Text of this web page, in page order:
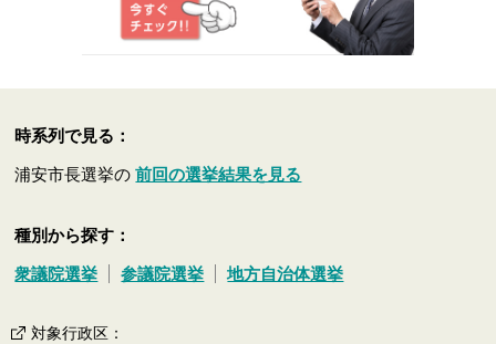
時系列で見る：
浦安市長選挙の前回の選挙結果を見る
種別から探す：
衆議院選挙 参議院選挙 地方自治体選挙
対象行政区 ：